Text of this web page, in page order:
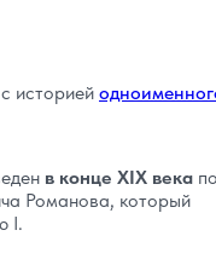
историей
в конце XIX века
Романова, который
I.